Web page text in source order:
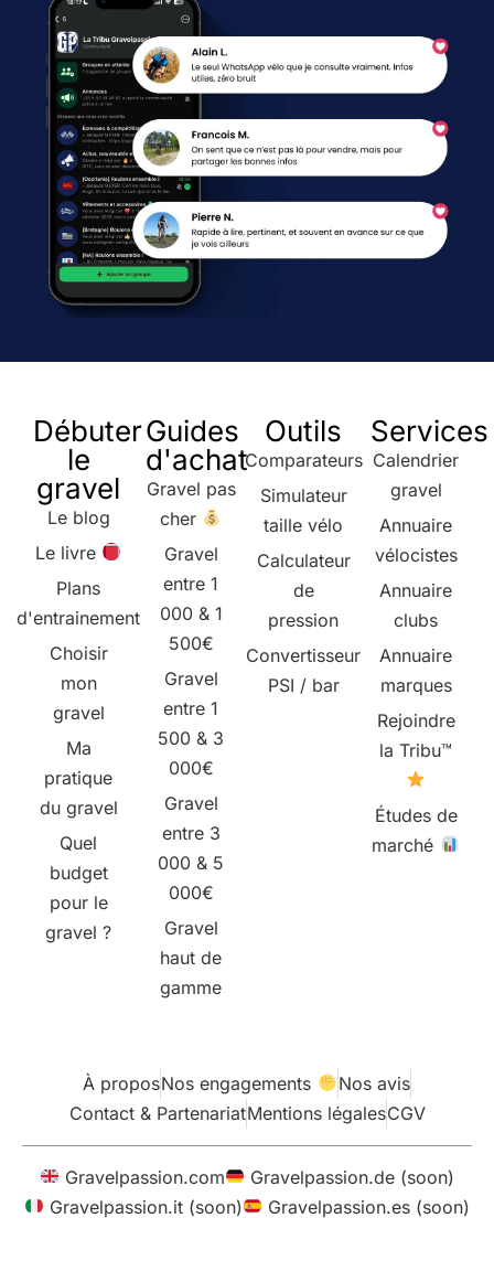
Débuter
le
gravel
Le blog
Le livre
Plans
d'entrainement
Choisir
mon
gravel
Ma
pratique
du gravel
Quel
budget
pour le
gravel ?
Guides
d'achat
Gravel pas
cher
Gravel
entre 1
000 & 1
500€
Gravel
entre 1
500 & 3
000€
Gravel
entre 3
000 & 5
000€
Gravel
haut de
gamme
Outils
Comparateurs
Simulateur
taille vélo
Calculateur
de
pression
Convertisseur
PSI / bar
Services
Calendrier
gravel
Annuaire
vélocistes
Annuaire
clubs
Annuaire
marques
Rejoindre
la Tribu™
Études de
marché
À proposNos engagements
Nos avis
Contact & PartenariatMentions légalesCGV
Gravelpassion.com
Gravelpassion.de (soon)
Gravelpassion.it (soon)
Gravelpassion.es (soon)